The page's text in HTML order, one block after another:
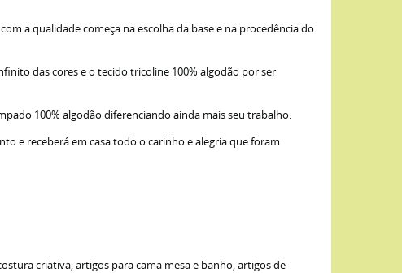
a qualidade começa na escolha da base e na procedência do
das cores e o tecido tricoline 100% algodão por ser
100% algodão diferenciando ainda mais seu trabalho.
e receberá em casa todo o carinho e alegria que foram
criativa, artigos para cama mesa e banho, artigos de